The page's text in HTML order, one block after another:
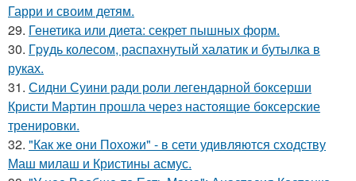
Гарри и своим детям.
29. Генетика или диета: секрет пышных форм.
30. Гpyдь колесом, распахнутый халатик и бутылка в
руках.
31. Сидни Суини ради роли легендарной боксерши
Кристи Мартин прошла через настоящие боксерские
тренировки.
32. "Как же они Похожи" - в сети удивляются сходству
Маш милаш и Кристины асмус.